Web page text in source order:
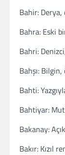
Bahir: Derya,
Bahra: Eski
Bahri:
Bahşı:
Bahti:
Bahtiyar:
Bakanay:
Bakır: Kızıl